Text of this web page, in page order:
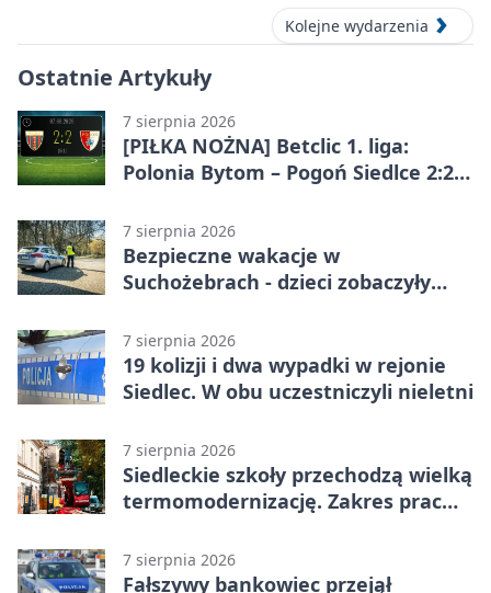
Kolejne wydarzenia
Ostatnie Artykuły
7 sierpnia 2026
[PIŁKA NOŻNA] Betclic 1. liga:
Polonia Bytom – Pogoń Siedlce 2:2.
emocjonującej końcówce
7 sierpnia 2026
Bezpieczne wakacje w
Suchożebrach - dzieci zobaczyły
7 sierpnia 2026
19 kolizji i dwa wypadki w rejonie
Siedlec. W obu uczestniczyli nieletni
7 sierpnia 2026
Siedleckie szkoły przechodzą wielką
termomodernizację. Zakres prac
7 sierpnia 2026
Fałszywy bankowiec przejął